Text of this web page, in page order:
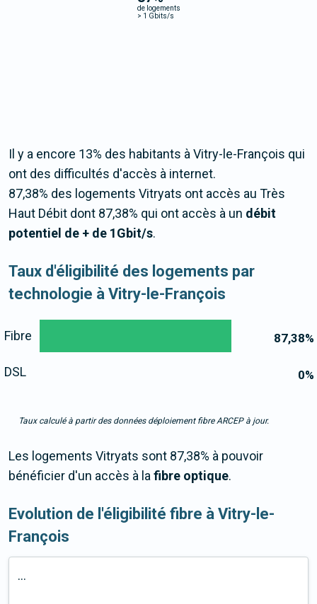
de logements
> 1 Gbits/s
Il y a encore 13% des habitants à Vitry-le-François qui
ont des difficultés d'accès à internet.
87,38% des logements Vitryats ont accès au Très
Haut Débit dont 87,38% qui ont accès à un débit
potentiel de + de 1Gbit/s.
Taux d'éligibilité des logements par
technologie à Vitry-le-François
87,38%
0%
Fibre
DSL
Taux calculé à partir des données déploiement fibre ARCEP à jour.
Les logements Vitryats sont 87,38% à pouvoir
bénéficier d'un accès à lafibre optique.
Evolution de l'éligibilité fibre à Vitry-le-
François
...